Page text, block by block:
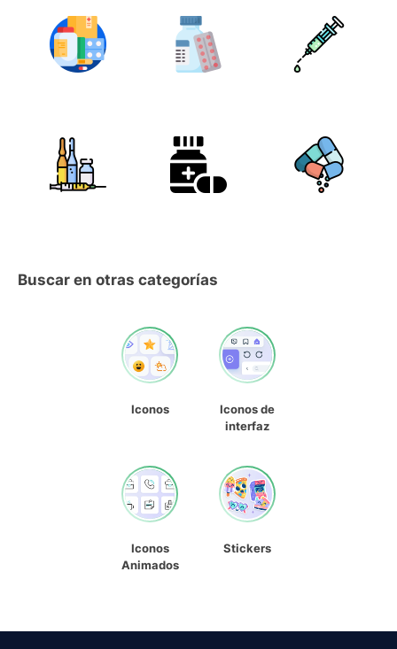
Buscar en otras categorías
Iconos
Iconos de
interfaz
Iconos
Animados
Stickers